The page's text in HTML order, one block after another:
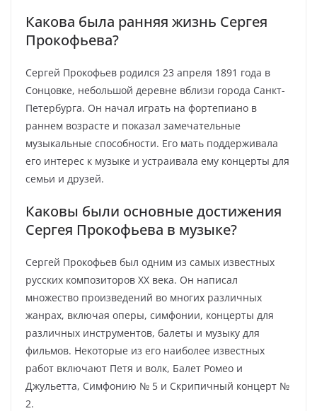
Какова была ранняя жизнь Сергея
Прокофьева?
Сергей Прокофьев родился 23 апреля 1891 года в
Сонцовке, небольшой деревне вблизи города Санкт-
Петербурга. Он начал играть на фортепиано в
раннем возрасте и показал замечательные
музыкальные способности. Его мать поддерживала
его интерес к музыке и устраивала ему концерты для
семьи и друзей.
Каковы были основные достижения
Сергея Прокофьева в музыке?
Сергей Прокофьев был одним из самых известных
русских композиторов XX века. Он написал
множество произведений во многих различных
жанрах, включая оперы, симфонии, концерты для
различных инструментов, балеты и музыку для
фильмов. Некоторые из его наиболее известных
работ включают Петя и волк, Балет Ромео и
Джульетта, Симфонию № 5 и Скрипичный концерт №
2.